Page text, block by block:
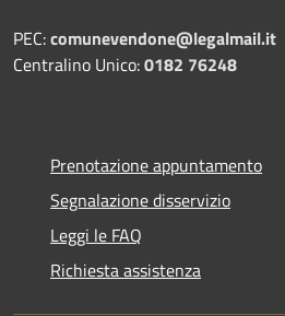
PEC:comunevendone@legalmail.it
Centralino Unico:0182 76248
Prenotazione appuntamento
Segnalazione disservizio
Leggi le FAQ
Richiesta assistenza